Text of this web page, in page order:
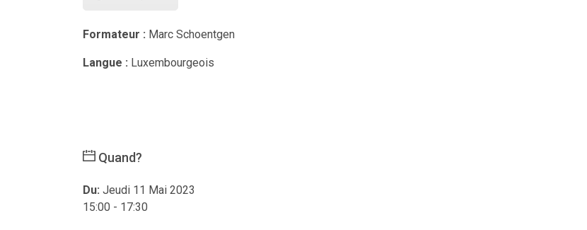
Formateur : Marc Schoentgen
Langue : Luxembourgeois
Quand?
Du: Jeudi 11 Mai 2023
15:00 - 17:30